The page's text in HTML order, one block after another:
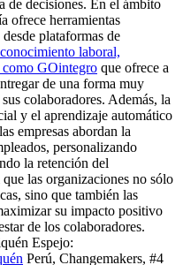
de decisiones. En el ámbito
ofrece herramientas
plataformas de
laboral,
como GOintegro que ofrece a
de una forma muy
colaboradores. Además, la
y el aprendizaje automático
empresas abordan la
personalizando
la retención del
las organizaciones no sólo
sino que también las
su impacto positivo
de los colaboradores.
Espejo:
Perú, Changemakers, #4